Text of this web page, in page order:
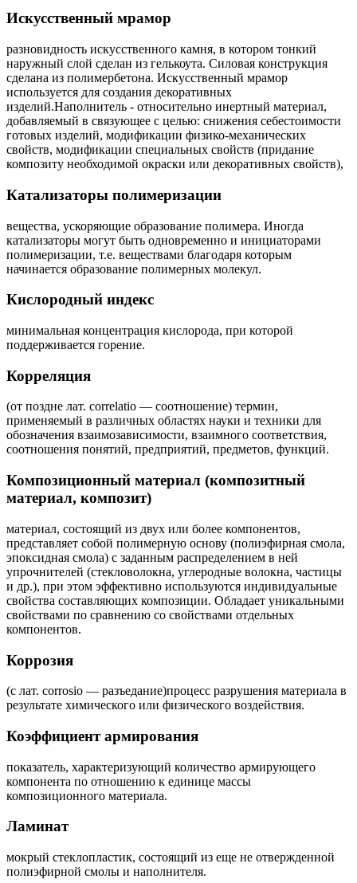
Искусственный мрамор
разновидность искусственного камня, в котором тонкий
наружный слой сделан из гелькоута. Силовая конструкция
сделана из полимербетона. Искусственный мрамор
используется для создания декоративных
изделий.Наполнитель - относительно инертный материал,
добавляемый в связующее с целью: снижения себестоимости
готовых изделий, модификации физико-механических
свойств, модификации специальных свойств (придание
композиту необходимой окраски или декоративных свойств),
Катализаторы полимеризации
вещества, ускоряющие образование полимера. Иногда
катализаторы могут быть одновременно и инициаторами
полимеризации, т.е. веществами благодаря которым
начинается образование полимерных молекул.
Кислородный индекс
минимальная концентрация кислорода, при которой
поддерживается горение.
Корреляция
(от поздне лат. correlatio — соотношение) термин,
применяемый в различных областях науки и техники для
обозначения взаимозависимости, взаимного соответствия,
соотношения понятий, предприятий, предметов, функций.
Композиционный материал (композитный
материал, композит)
материал, состоящий из двух или более компонентов,
представляет собой полимерную основу (полиэфирная смола,
эпоксидная смола) с заданным распределением в ней
упрочнителей (стекловолокна, углеродные волокна, частицы
и др.), при этом эффективно используются индивидуальные
свойства составляющих композиции. Обладает уникальными
свойствами по сравнению со свойствами отдельных
компонентов.
Коррозия
(с лат. сorrosio — разъедание)процесс разрушения материала в
результате химического или физического воздействия.
Коэффициент армирования
показатель, характеризующий количество армирующего
компонента по отношению к единице массы
композиционного материала.
Ламинат
мокрый стеклопластик, состоящий из еще не отвержденной
полиэфирной смолы и наполнителя.